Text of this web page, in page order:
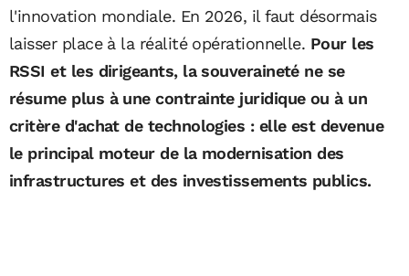
l'innovation mondiale. En 2026, il faut désormais
laisser place à la réalité opérationnelle. Pour les
RSSI et les dirigeants, la souveraineté ne se
résume plus à une contrainte juridique ou à un
critère d'achat de technologies : elle est devenue
le principal moteur de la modernisation des
infrastructures et des investissements publics.